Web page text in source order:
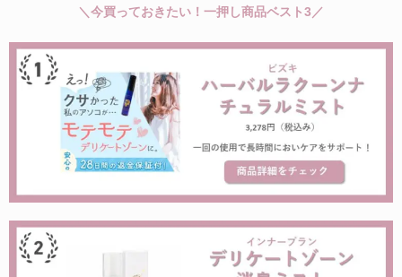
＼今買っておきたい！一押し商品ベスト3／